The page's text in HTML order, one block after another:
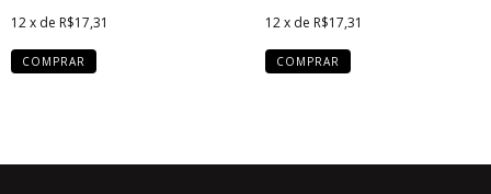
12x de R$17,31
COMPRAR
12 x de R$17,31
COMPRAR